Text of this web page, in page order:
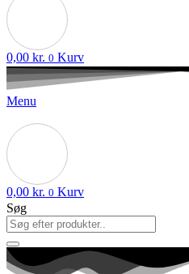
0,00 kr. 0 Kurv
Menu
0,00 kr. 0 Kurv
Søg